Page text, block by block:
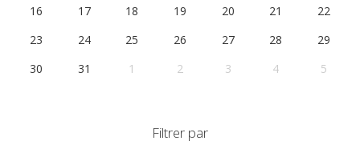
16
17 18 19 20 21
22
23
24 25 26 27 28
29
30
31 1 2 3 4 5
Filtrer par